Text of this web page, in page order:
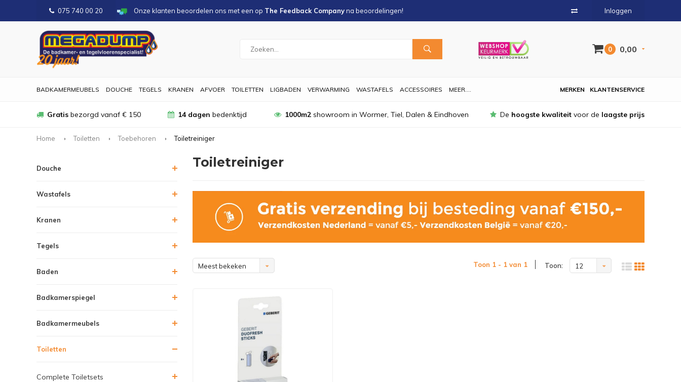
075 740 00 20 Onze klanten beoordelen ons met een op The Feedback Companyna beoordelingen! Inloggen
0 0,00
BADKAMERMEUBELS DOUCHE TEGELS KRANEN AFVOER TOILETTEN LIGBADEN VERWARMING WASTAFELS ACCESSOIRES MEER.... KLANTENSERVICE
MERKEN
Gratis bezorgd vanaf € 150 14 dagen bedenktijd 1000m2showroom in Wormer, Tiel, Dalen & Eindhoven De hoogste kwaliteit voor de laagste prijs
Home Toiletten Toebehoren Toiletreiniger
Douche
Wastafels
Kranen
Tegels
Baden
Badkamerspiegel
Badkamermeubels
Toiletten
Complete Toiletsets
Toiletreiniger
Meest bekeken Toon 1 - 1 van 1 Toon: 12